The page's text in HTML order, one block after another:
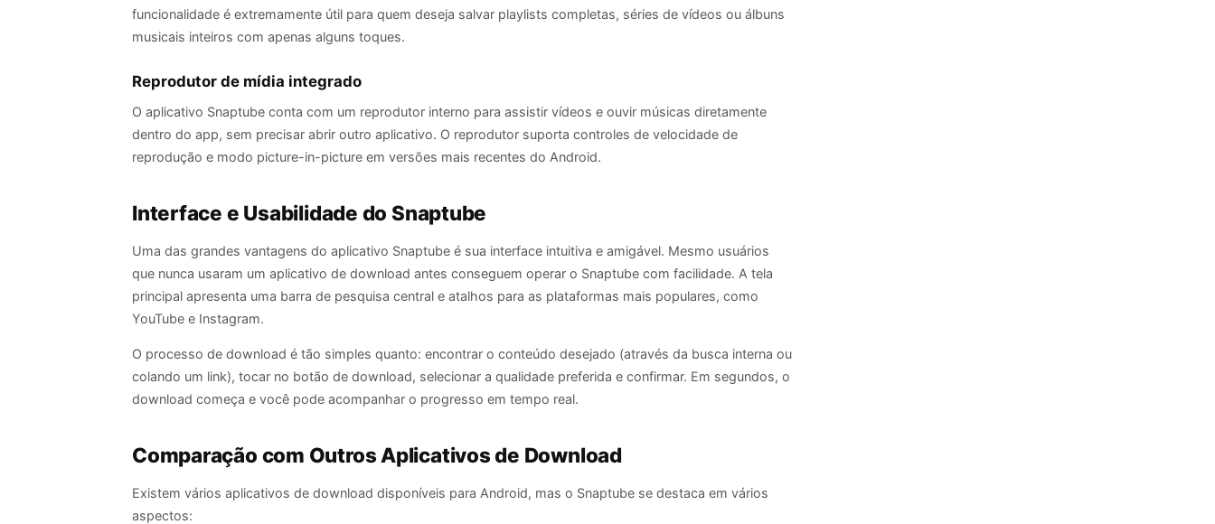
funcionalidade é extremamente útil para quem deseja salvar playlists completas, séries de vídeos ou álbuns
musicais inteiros com apenas alguns toques.
Reprodutor de mídia integrado
O aplicativo Snaptube conta com um reprodutor interno para assistir vídeos e ouvir músicas diretamente
dentro do app, sem precisar abrir outro aplicativo. O reprodutor suporta controles de velocidade de
reprodução e modo picture-in-picture em versões mais recentes do Android.
Interface e Usabilidade do Snaptube
Uma das grandes vantagens do aplicativo Snaptube é sua interface intuitiva e amigável. Mesmo usuários
que nunca usaram um aplicativo de download antes conseguem operar o Snaptube com facilidade. A tela
principal apresenta uma barra de pesquisa central e atalhos para as plataformas mais populares, como
YouTube e Instagram.
O processo de download é tão simples quanto: encontrar o conteúdo desejado (através da busca interna ou
colando um link), tocar no botão de download, selecionar a qualidade preferida e confirmar. Em segundos, o
download começa e você pode acompanhar o progresso em tempo real.
Comparação com Outros Aplicativos de Download
Existem vários aplicativos de download disponíveis para Android, mas o Snaptube se destaca em vários
aspectos: